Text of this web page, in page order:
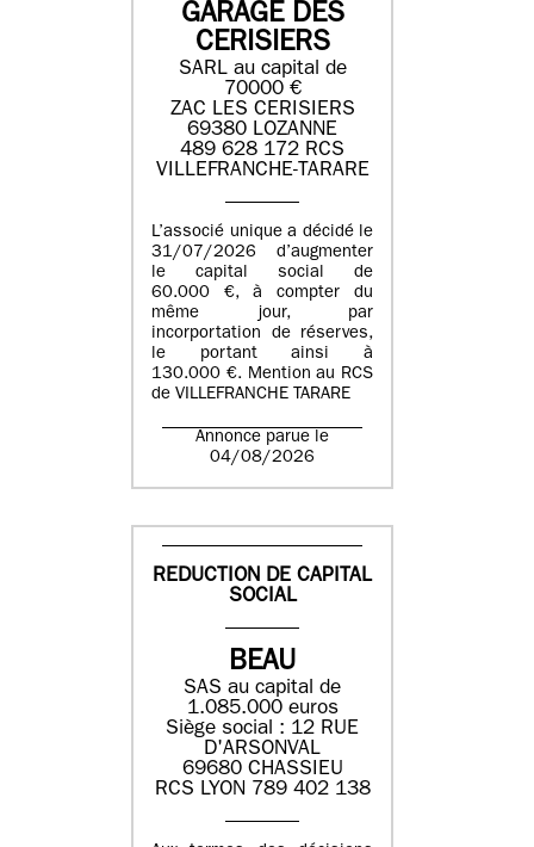
GARAGE DES
CERISIERS
SARL au capital de
70000 €
ZAC LES CERISIERS
69380 LOZANNE
489 628 172 RCS
VILLEFRANCHE-TARARE
L’associé unique a décidé le
31/07/2026 d’augmenter
le capital social de
60.000 €, à compter du
même jour, par
incorportation de réserves,
le portant ainsi à
130.000 €. Mention au RCS
de VILLEFRANCHE TARARE
Annonce parue le
04/08/2026
REDUCTION DE CAPITAL
SOCIAL
BEAU
SAS au capital de
1.085.000 euros
Siège social : 12 RUE
D'ARSONVAL
69680 CHASSIEU
RCS LYON 789 402 138